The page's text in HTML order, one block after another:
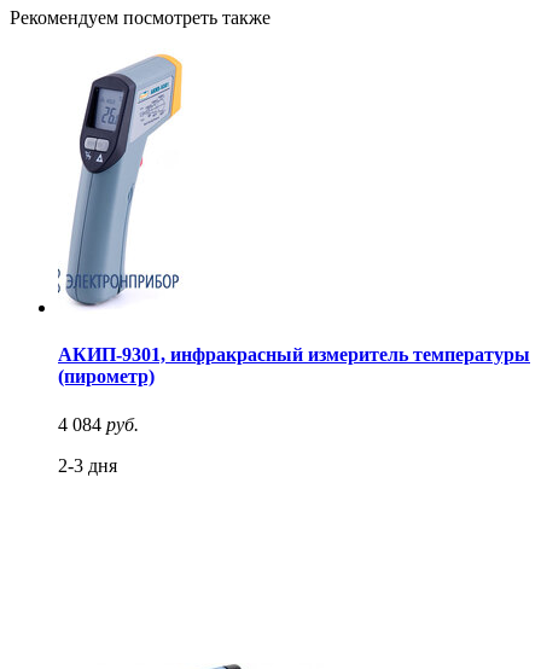
Рекомендуем посмотреть также
АКИП-9301, инфракрасный измеритель температуры
(пирометр)
4 084 руб.
2-3 дня